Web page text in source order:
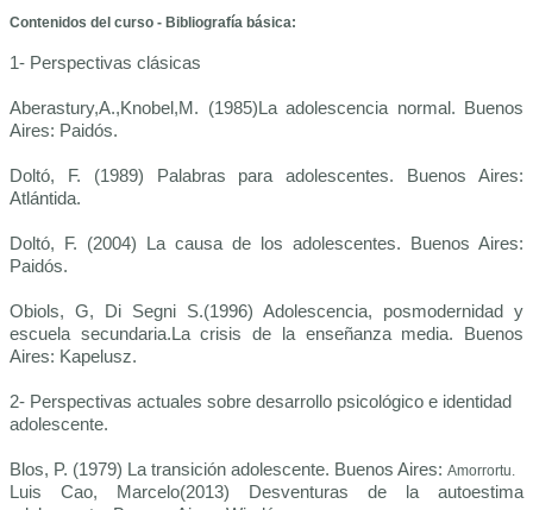
Contenidos del curso - Bibliografía básica:
1- Perspectivas clásicas
Aberastury,A.,Knobel,M. (1985)La adolescencia normal. Buenos
Aires: Paidós.
Doltó, F. (1989) Palabras para adolescentes. Buenos Aires:
Atlántida.
Doltó, F. (2004) La causa de los adolescentes. Buenos Aires:
Paidós.
Obiols, G, Di Segni S.(1996) Adolescencia, posmodernidad y
escuela secundaria.La crisis de la enseñanza media. Buenos
Aires: Kapelusz.
2- Perspectivas actuales sobre desarrollo psicológico e identidad
adolescente.
Blos, P. (1979) La transición adolescente. Buenos Aires: Amorrortu.
Luis Cao, Marcelo(2013) Desventuras de la autoestima